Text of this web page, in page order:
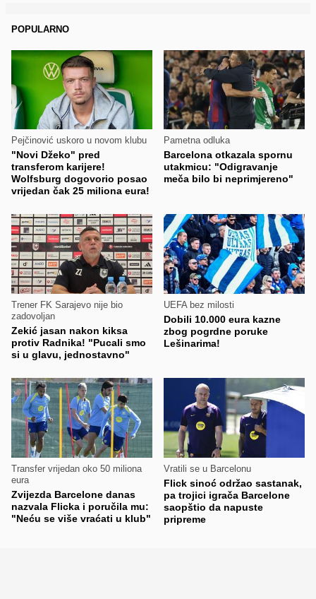
POPULARNO
Pejčinović uskoro u novom klubu
"Novi Džeko" pred
transferom karijere!
Wolfsburg dogovorio posao
vrijedan čak 25 miliona eura!
Pametna odluka
Barcelona otkazala spornu
utakmicu: "Odigravanje
meča bilo bi neprimjereno"
Trener FK Sarajevo nije bio
zadovoljan
Zekić jasan nakon kiksa
protiv Radnika! "Pucali smo
si u glavu, jednostavno"
UEFA bez milosti
Dobili 10.000 eura kazne
zbog pogrdne poruke
Lešinarima!
Transfer vrijedan oko 50 miliona
eura
Zvijezda Barcelone danas
nazvala Flicka i poručila mu:
"Neću se više vraćati u klub"
Vratili se u Barcelonu
Flick sinoć održao sastanak,
pa trojici igrača Barcelone
saopštio da napuste
pripreme